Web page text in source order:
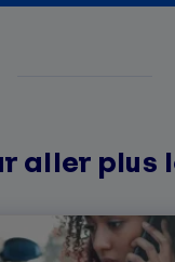
aller plus